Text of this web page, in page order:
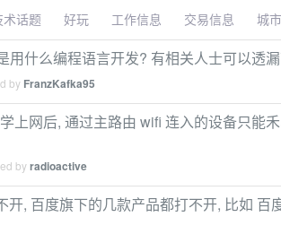
术话题 好玩 工作信息 交易信息 城
用什么编程语言开发? 有相关人士可以透
by FranzKafka95
上网后, 通过主路由 wifi 连入的设备只能
byradioactive
, 百度旗下的几款产品都打不开, 比如 百